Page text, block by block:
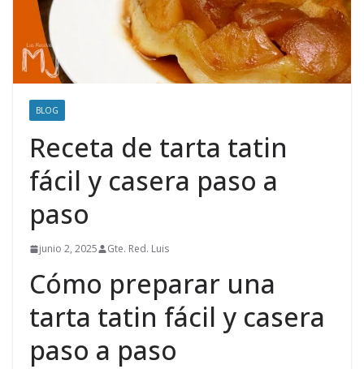
BLOG
Receta de tarta tatin
fácil y casera paso a
paso
junio 2, 2025 Gte. Red. Luis
Cómo preparar una
tarta tatin fácil y casera
paso a paso